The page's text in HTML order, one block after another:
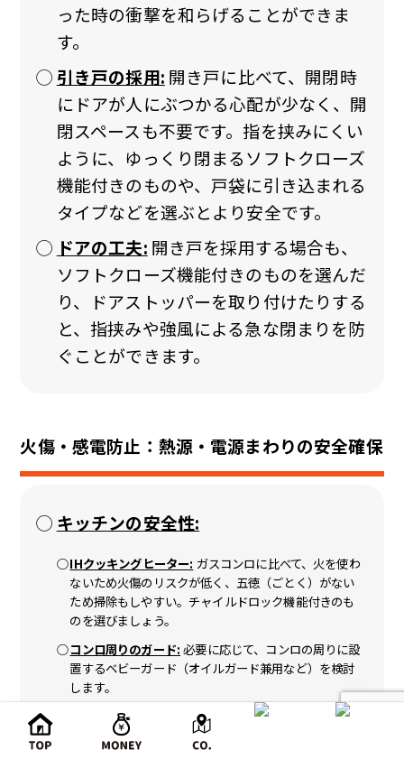
った時の衝撃を和らげることができま
す。
引き戸の採用: 開き戸に比べて、開閉時
にドアが人にぶつかる心配が少なく、開
閉スペースも不要です。指を挟みにくい
ように、ゆっくり閉まるソフトクローズ
機能付きのものや、戸袋に引き込まれる
タイプなどを選ぶとより安全です。
ドアの工夫: 開き戸を採用する場合も、
ソフトクローズ機能付きのものを選んだ
り、ドアストッパーを取り付けたりする
と、指挟みや強風による急な閉まりを防
ぐことができます。
火傷・感電防止：熱源・電源まわりの安全確保
キッチンの安全性:
IHクッキングヒーター: ガスコンロに比べて、火を使わ
ないため火傷のリスクが低く、五徳（ごとく）がない
ため掃除もしやすい。チャイルドロック機能付きのも
のを選びましょう。
コンロ周りのガード: 必要に応じて、コンロの周りに設
置するベビーガード（オイルガード兼用など）を検討
します。
キッチンへの侵入防止:
ベビーゲートを設置できるよう
な間取りにしておくと安心です。